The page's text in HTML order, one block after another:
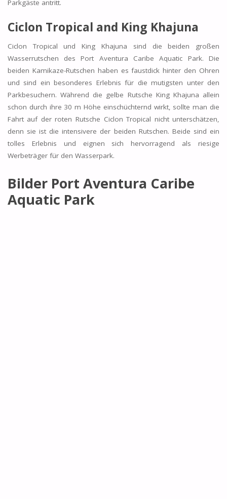
Parkgäste antritt.
Ciclon Tropical and King Khajuna
Ciclon Tropical und King Khajuna sind die beiden großen
Wasserrutschen des Port Aventura Caribe Aquatic Park. Die
beiden Kamikaze-Rutschen haben es faustdick hinter den Ohren
und sind ein besonderes Erlebnis für die mutigsten unter den
Parkbesuchern. Während die gelbe Rutsche King Khajuna allein
schon durch ihre 30 m Höhe einschüchternd wirkt, sollte man die
Fahrt auf der roten Rutsche Ciclon Tropical nicht unterschätzen,
denn sie ist die intensivere der beiden Rutschen. Beide sind ein
tolles Erlebnis und eignen sich hervorragend als riesige
Werbeträger für den Wasserpark.
Bilder Port Aventura Caribe
Aquatic Park